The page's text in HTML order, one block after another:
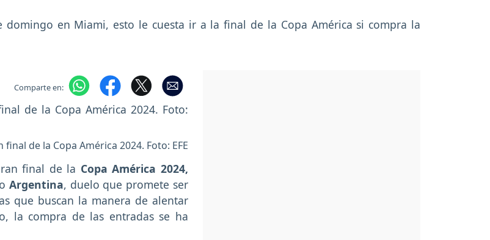
domingo en Miami, esto le cuesta ir a la final de la Copa América si compra la
Comparte en:
de la Copa América 2024. Foto: EFE
final de la Copa América 2024,
Argentina, duelo que promete ser
que buscan la manera de alentar
la compra de las entradas se ha